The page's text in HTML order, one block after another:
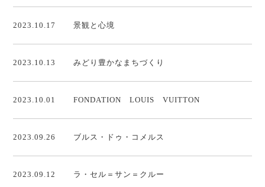
2023.10.17 景観と心境
2023.10.13 みどり豊かなまちづくり
2023.10.01 FONDATION LOUIS VUITTON
2023.09.26 ブルス・ドゥ・コメルス
2023.09.12 ラ・セル＝サン＝クルー